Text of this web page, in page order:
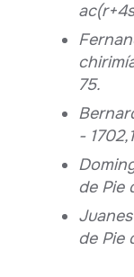
75.
-
de Pie
de Pie